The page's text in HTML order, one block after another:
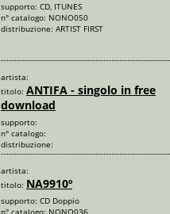
supporto: CD, ITUNES
n° catalogo: NONO050
distribuzione: ARTIST FIRST
artista:
titolo: ANTIFA - singolo in free
download
supporto:
n° catalogo:
distribuzione:
artista:
titolo: NA9910º
supporto: CD Doppio
n° catalogo: NONO036